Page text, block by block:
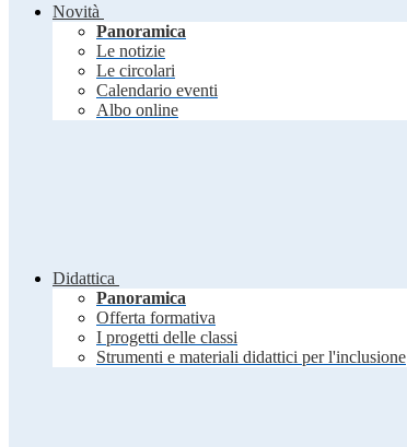
Novità
Panoramica
Le notizie
Le circolari
Calendario eventi
Albo online
Didattica
Panoramica
Offerta formativa
I progetti delle classi
Strumenti e materiali didattici per l'inclusione